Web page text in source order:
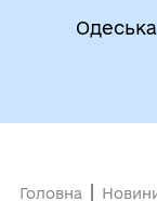
Головна